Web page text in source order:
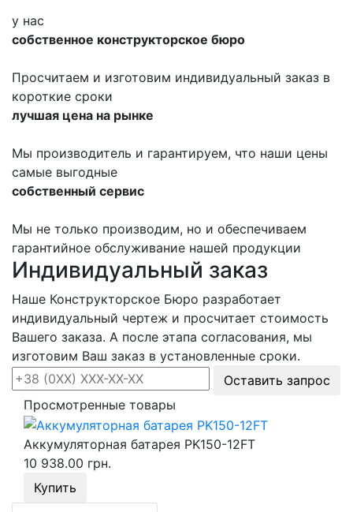
у нас
собственное конструкторское бюро
Просчитаем и изготовим индивидуальный заказ в
короткие сроки
лучшая цена на рынке
Мы производитель и гарантируем, что наши цены
самые выгодные
собственный сервис
Мы не только производим, но и обеспечиваем
гарантийное обслуживание нашей продукции
Индивидуальный заказ
Наше Конструкторское Бюро разработает
индивидуальный чертеж и просчитает стоимость
Вашего заказа. А после этапа согласования, мы
изготовим Ваш заказ в установленные сроки.
Оставить запрос
Просмотренные товары
Аккумуляторная батарея PK150-12FT
10 938.00 грн.
Купить